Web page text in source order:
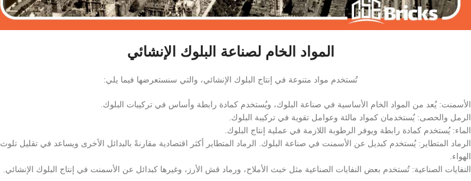
المواد الخام لصناعة البلوك الإنشائي
تُستخدم مواد متنوعة في إنتاج البلوك الإنشائي، والتي سنستعرضها فيما يلي:
الأسمنت: يُعد من المواد الخام الأساسية في صناعة البلوك، ويُستخدم كمادة رابطة وأساس في تركيبات البلوك.
الرمل والحصى: يُستخدمان كمواد مالئة وعوامل تقوية في تركيبة البلوك.
الماء: يُستخدم كمادة رابطة ويوفر الرطوبة اللازمة في عملية إنتاج البلوك.
الرماد المتطاير: يُستخدم كبديل عن الأسمنت في صناعة البلوك. الرماد المتطاير أكثر اقتصادية مقارنةً بالبدائل الأخرى ويساعد في تقليل تلوث
الهواء.
النفايات الصناعية: تُستخدم بعض النفايات الصناعية مثل خبث الأملاح، ورماد قش الأرز، وغيرها كبدائل عن الأسمنت في إنتاج البلوك الإنشائي.